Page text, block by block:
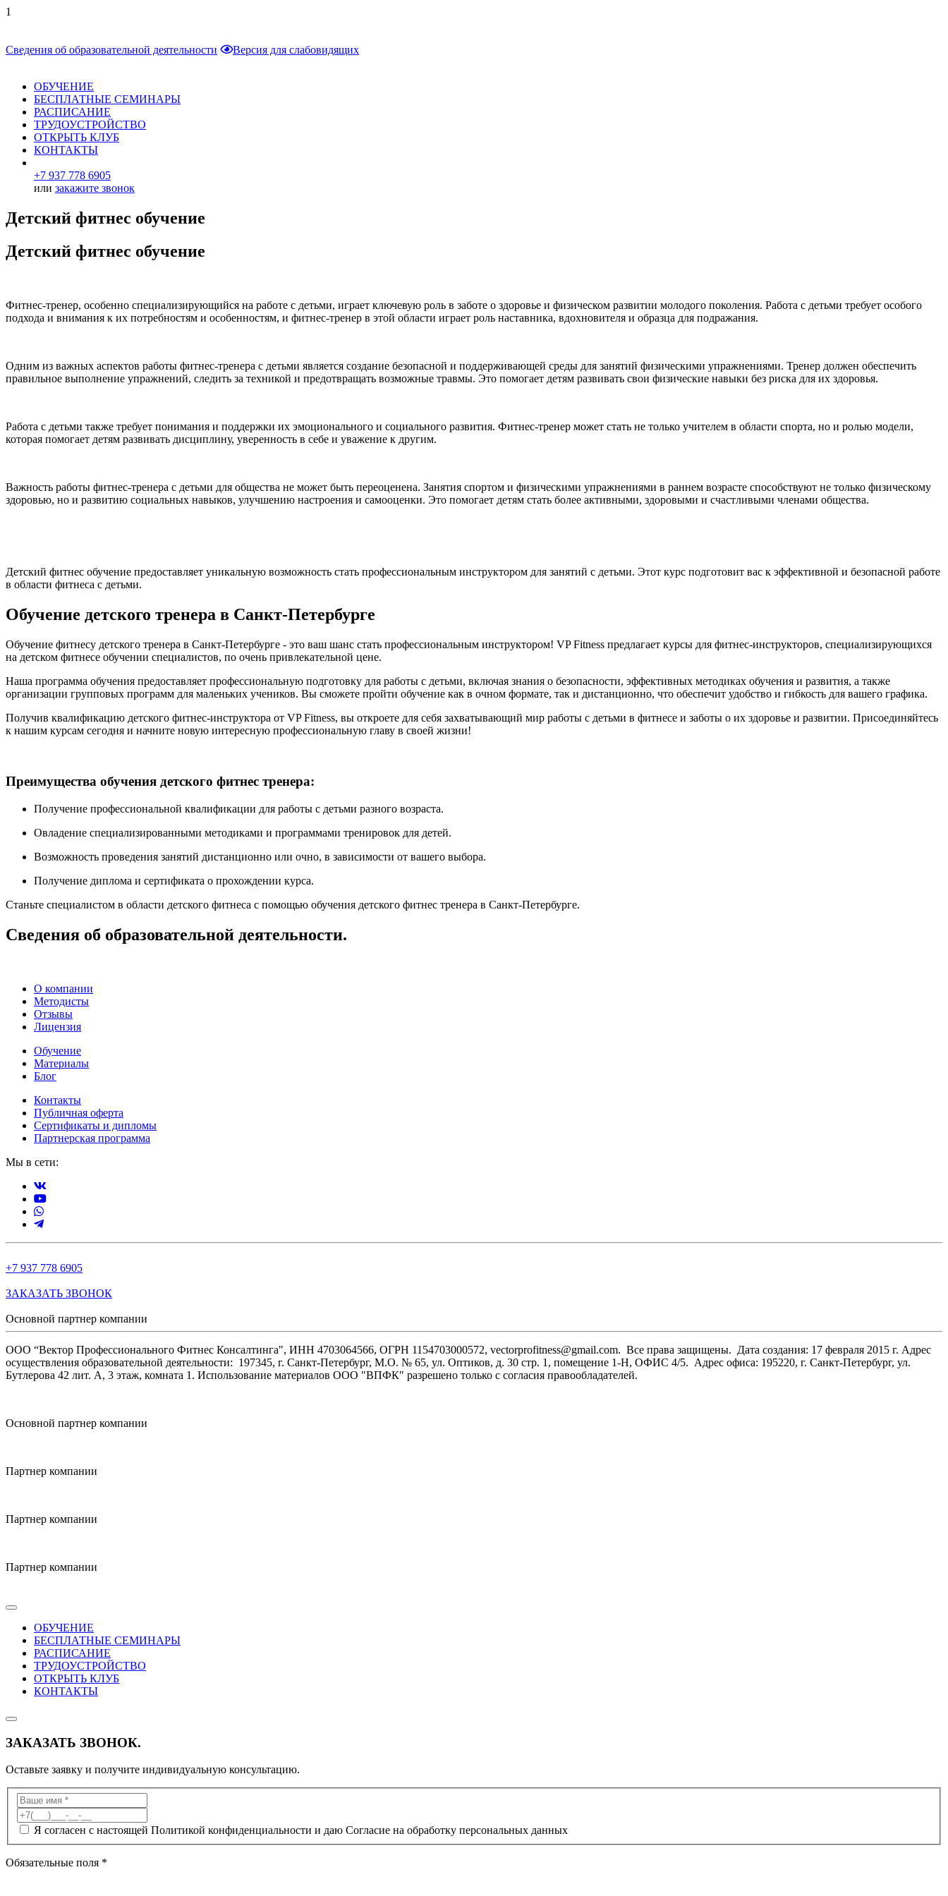
1
Сведения об образовательной деятельности Версия для слабовидящих
ОБУЧЕНИЕ
БЕСПЛАТНЫЕ СЕМИНАРЫ
РАСПИСАНИЕ
ТРУДОУСТРОЙСТВО
ОТКРЫТЬ КЛУБ
КОНТАКТЫ
+7 937 778 6905
или закажите звонок
Детский фитнес обучение
Детский фитнес обучение
Фитнес-тренер, особенно специализирующийся на работе с детьми, играет ключевую роль в заботе о здоровье и физическом развитии молодого поколения. Работа с детьми требует особого
подхода и внимания к их потребностям и особенностям, и фитнес-тренер в этой области играет роль наставника, вдохновителя и образца для подражания.
Одним из важных аспектов работы фитнес-тренера с детьми является создание безопасной и поддерживающей среды для занятий физическими упражнениями. Тренер должен обеспечить
правильное выполнение упражнений, следить за техникой и предотвращать возможные травмы. Это помогает детям развивать свои физические навыки без риска для их здоровья.
Работа с детьми также требует понимания и поддержки их эмоционального и социального развития. Фитнес-тренер может стать не только учителем в области спорта, но и ролью модели,
которая помогает детям развивать дисциплину, уверенность в себе и уважение к другим.
Важность работы фитнес-тренера с детьми для общества не может быть переоценена. Занятия спортом и физическими упражнениями в раннем возрасте способствуют не только физическому
здоровью, но и развитию социальных навыков, улучшению настроения и самооценки. Это помогает детям стать более активными, здоровыми и счастливыми членами общества.
Детский фитнес обучение предоставляет уникальную возможность стать профессиональным инструктором для занятий с детьми. Этот курс подготовит вас к эффективной и безопасной работе
в области фитнеса с детьми.
Обучение детского тренера в Санкт-Петербурге
Обучение фитнесу детского тренера в Санкт-Петербурге - это ваш шанс стать профессиональным инструктором! VP Fitness предлагает курсы для фитнес-инструкторов, специализирующихся
на детском фитнесе обучении специалистов, по очень привлекательной цене.
Наша программа обучения предоставляет профессиональную подготовку для работы с детьми, включая знания о безопасности, эффективных методиках обучения и развития, а также
организации групповых программ для маленьких учеников. Вы сможете пройти обучение как в очном формате, так и дистанционно, что обеспечит удобство и гибкость для вашего графика.
Получив квалификацию детского фитнес-инструктора от VP Fitness, вы откроете для себя захватывающий мир работы с детьми в фитнесе и заботы о их здоровье и развитии. Присоединяйтесь
к нашим курсам сегодня и начните новую интересную профессиональную главу в своей жизни!
Преимущества обучения детского фитнес тренера:
Получение профессиональной квалификации для работы с детьми разного возраста.
Овладение специализированными методиками и программами тренировок для детей.
Возможность проведения занятий дистанционно или очно, в зависимости от вашего выбора.
Получение диплома и сертификата о прохождении курса.
Станьте специалистом в области детского фитнеса с помощью обучения детского фитнес тренера в Санкт-Петербурге.
Сведения об образовательной деятельности.
О компании
Методисты
Отзывы
Лицензия
Обучение
Материалы
Блог
Контакты
Публичная оферта
Сертификаты и дипломы
Партнерская программа
Мы в сети:
+7 937 778 6905
ЗАКАЗАТЬ ЗВОНОК
Основной партнер компании
ООО “Вектор Профессионального Фитнес Консалтинга", ИНН 4703064566, ОГРН 1154703000572, vectorprofitness@gmail.com. Все права защищены. Дата создания: 17 февраля 2015 г. Адрес
осуществления образовательной деятельности: 197345, г. Санкт-Петербург, М.О. № 65, ул. Оптиков, д. 30 стр. 1, помещение 1-Н, ОФИС 4/5. Адрес офиса: 195220, г. Санкт-Петербург, ул.
Бутлерова 42 лит. А, 3 этаж, комната 1. Использование материалов ООО "ВПФК" разрешено только с согласия правообладателей.
Основной партнер компании
Партнер компании
Партнер компании
Партнер компании
ОБУЧЕНИЕ
БЕСПЛАТНЫЕ СЕМИНАРЫ
РАСПИСАНИЕ
ТРУДОУСТРОЙСТВО
ОТКРЫТЬ КЛУБ
КОНТАКТЫ
ЗАКАЗАТЬ ЗВОНОК.
Оставьте заявку и получите индивидуальную консультацию.
Я согласен с настоящей Политикой конфиденциальности и даю Согласие на обработку персональных данных
Обязательные поля *